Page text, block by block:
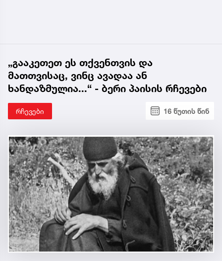
„გააკეთეთ ეს თქვენთვის და
მათთვისაც, ვინც ავადაა ან
ხანდაზმულია...“ - ბერი პაისის რჩევები
რჩევები 16 წუთის წინ